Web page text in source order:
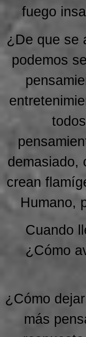
fuego
¿De que se
podemos
demasiado,
crean
Humano,
Cuando
¿Cómo
¿Cómo
más